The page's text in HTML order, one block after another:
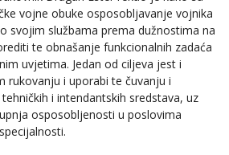
vojne obuke osposobljavanje vojnika
svojim službama prema dužnostima na
te obnašanje funkcionalnih zadaća
uvjetima. Jedan od ciljeva jest i
rukovanju i uporabi te čuvanju i
i intendantskih sredstava, uz
osposobljenosti u poslovima